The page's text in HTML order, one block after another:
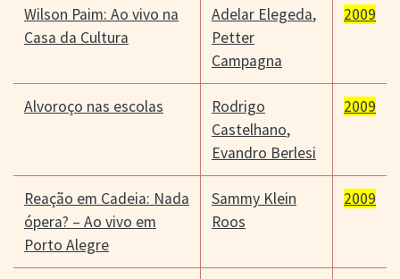
Wilson Paim: Ao vivo na
Casa da Cultura
Adelar Elegeda,
Petter
Campagna
2009
Alvoroço nas escolas
Rodrigo
Castelhano,
Evandro Berlesi
2009
Reação em Cadeia: Nada
ópera? – Ao vivo em
Porto Alegre
Sammy Klein
Roos
2009